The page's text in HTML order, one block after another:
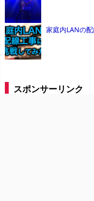
家庭内LANの
スポンサーリンク